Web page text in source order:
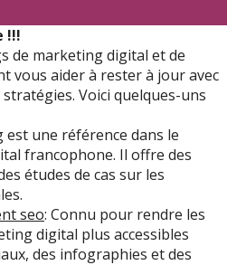
!!!
de marketing digital et de
vous aider à rester à jour avec
Voici quelques-uns
est une référence dans le
francophone. Il offre des
études de cas sur les
seo: Connu pour rendre les
digital plus accessibles
des infographies et des